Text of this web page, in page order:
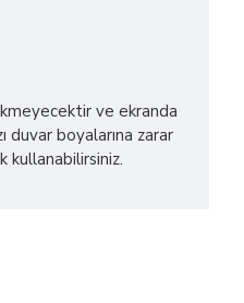
ve ekranda
duvar boyalarına zarar
kullanabilirsiniz.